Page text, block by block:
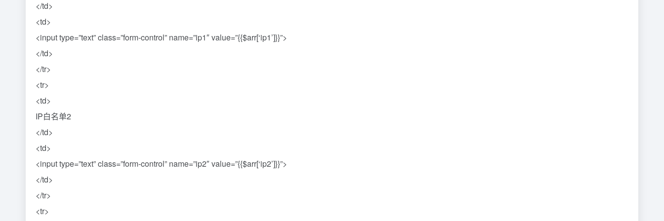
</td>
<td>
<input type=”text” class=”form-control” name=”ip1″ value=”{{$arr[‘ip1’]}}”>
</td>
</tr>
<tr>
<td>
IP白名单2
</td>
<td>
<input type=”text” class=”form-control” name=”ip2″ value=”{{$arr[‘ip2’]}}”>
</td>
</tr>
<tr>